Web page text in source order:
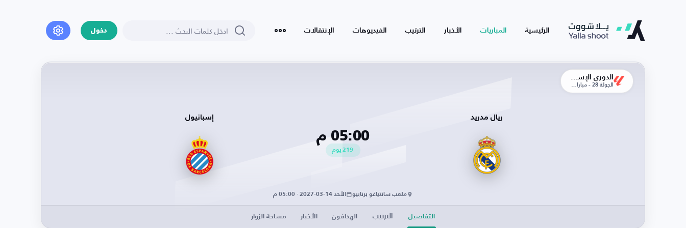
الرئيسية المباريات الأخبار الترتيب الفيديوهات الإنتقالات دخول
الجولة 28 - مباراة الإياب
ريال مدريد
05:00 م
219 يوم
إسبانيول
ملعب سانتياغو برنابيو الأحد 14-03-2027 · 05:00 م
التفاصيل الترتيب الهدافون الأخبار مساحة الزوار